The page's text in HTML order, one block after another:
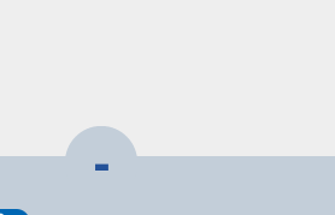
-